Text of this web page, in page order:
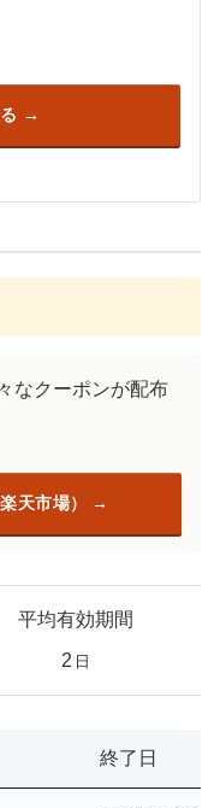
なクーポンが配布
天市場）
平均有効期間
2 日
終了日